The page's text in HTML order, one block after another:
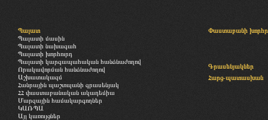
Պալատ
Պալատի մասին
Պալատի նախագահ
Պալատի խորհուրդ
Պալատի կարգապահական հանձնաժողով
Որակավորման հանձնաժողով
Աշխատակազմ
Հանրային պաշտպանի գրասենյակ
ՀՀ փաստաբանական ակադեմիա
Մարզային համակարգողներ
ԿԱՌՊԱ
Այլ կառույցներ
Փաստաբանի
Գրասենյակներ
Հարց-պատասխան